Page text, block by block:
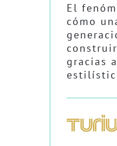
El
cómo
gracias